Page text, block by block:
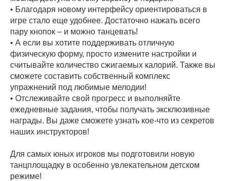
• Благодаря новому интерфейсу ориентироваться в
игре стало еще удобнее. Достаточно нажать всего
пару кнопок – и можно танцевать!
• А если вы хотите поддерживать отличную
физическую форму, просто измените настройки и
считывайте количество сжигаемых калорий. Также вы
сможете составить собственный комплекс
упражнений под любимые мелодии!
• Отслеживайте свой прогресс и выполняйте
ежедневные задания, чтобы получать эксклюзивные
награды. Вы даже сможете узнать кое-что из секретов
наших инструкторов!
Для самых юных игроков мы подготовили новую
танцплощадку в особенно увлекательном детском
режиме!